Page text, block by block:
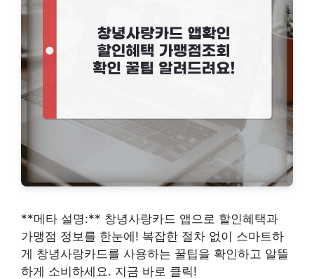
**메타 설명:** 창녕사랑카드 앱으로 할인혜택과
가맹점 정보를 한눈에! 복잡한 절차 없이 스마트하
게 창녕사랑카드를 사용하는 꿀팁을 확인하고 알뜰
하게 소비하세요. 지금 바로 클릭!